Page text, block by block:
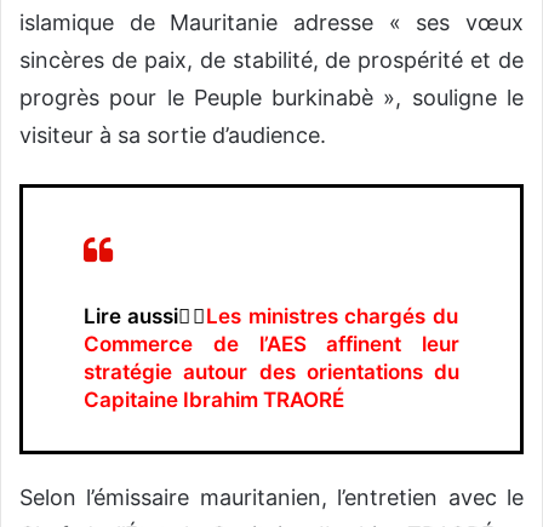
islamique de Mauritanie adresse « ses vœux
sincères de paix, de stabilité, de prospérité et de
progrès pour le Peuple burkinabè », souligne le
visiteur à sa sortie d’audience.
Lire aussi👉🏿Les ministres chargés du
Commerce de l’AES affinent leur
stratégie autour des orientations du
Capitaine Ibrahim TRAORÉ
Selon l’émissaire mauritanien, l’entretien avec le